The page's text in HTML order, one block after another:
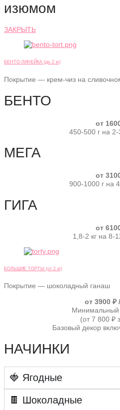
изюмом
ЗАКРЫТЬ
БЕНТО-ЛИНЕЙКА (до 2 кг)
Покрытие — крем-чиз на
БЕНТО
от
450-500 г на 2-
МЕГА
от
900-1000 г на
ГИГА
от
1,8-2 кг на 8-
БОЛЬШИЕ ТОРТЫ (от 2 кг)
Покрытие — шоколадный ганаш
от 3900 ₽
Минимальный
(от 7 800 ₽
Базовый декор
НАЧИНКИ
🍓 Ягодные
🍫 Шоколадные